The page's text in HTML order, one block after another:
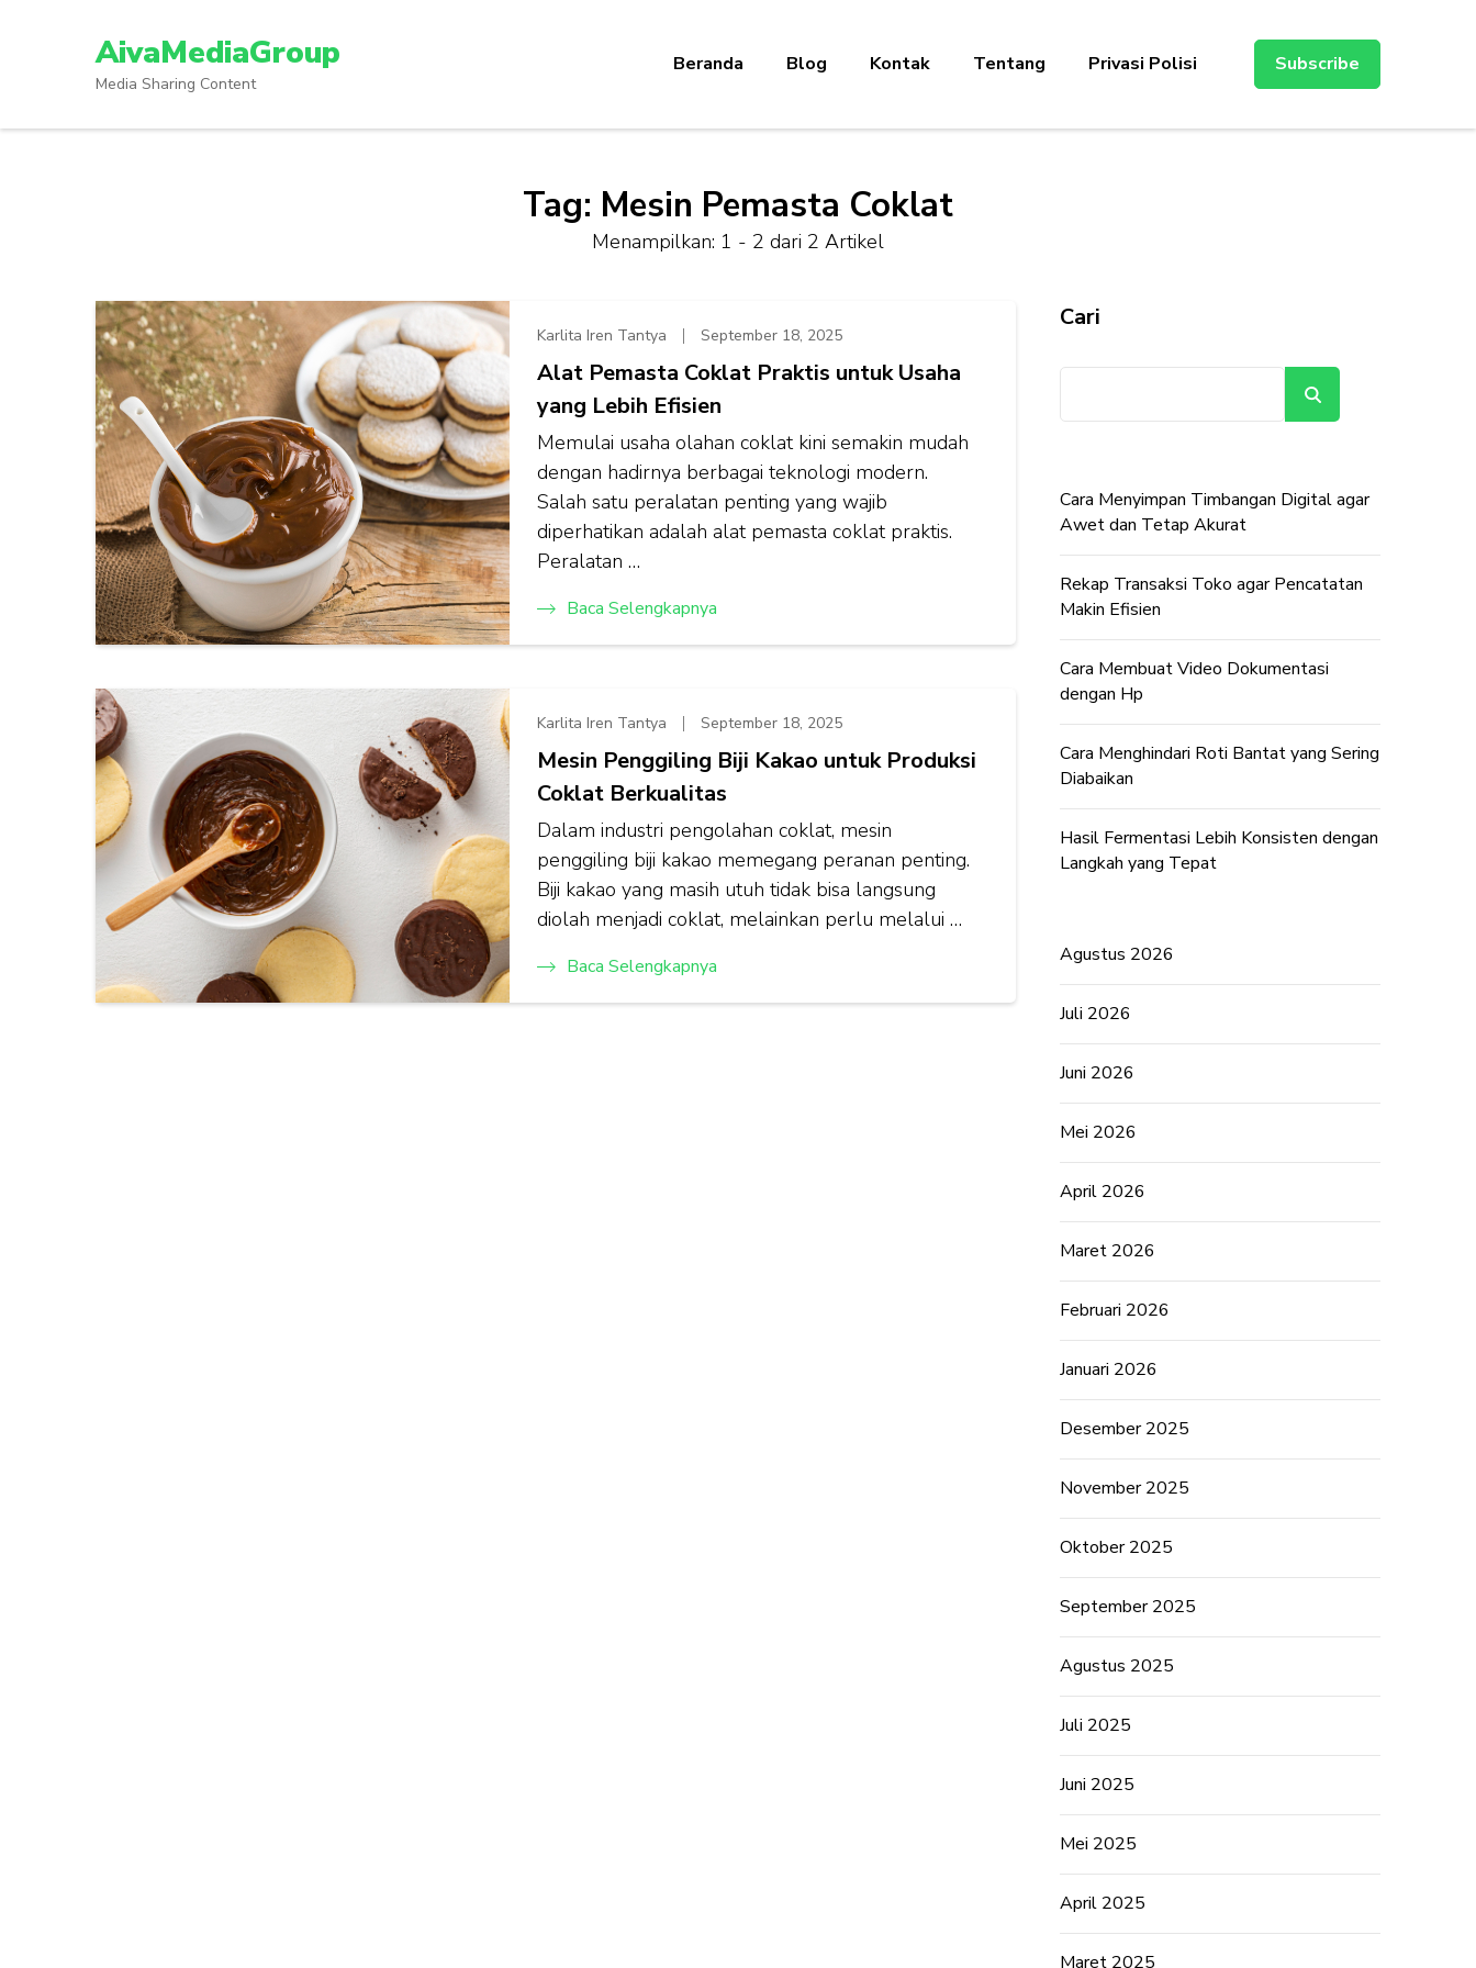
Enter)
AivaMediaGroup
Media Sharing Content
Beranda Blog Kontak Tentang Privasi Polisi Subscribe
Tag: Mesin Pemasta Coklat
Menampilkan: 1 - 2 dari 2 Artikel
Karlita Iren Tantya September 18, 2025
Alat Pemasta Coklat Praktis untuk Usaha
yang Lebih Efisien
Memulai usaha olahan coklat kini semakin mudah
dengan hadirnya berbagai teknologi modern.
Salah satu peralatan penting yang wajib
diperhatikan adalah alat pemasta coklat praktis.
Peralatan …
Baca Selengkapnya
Karlita Iren Tantya September 18, 2025
Mesin Penggiling Biji Kakao untuk Produksi
Coklat Berkualitas
Dalam industri pengolahan coklat, mesin
penggiling biji kakao memegang peranan penting.
Biji kakao yang masih utuh tidak bisa langsung
diolah menjadi coklat, melainkan perlu melalui …
Baca Selengkapnya
Cari
Cara Menyimpan Timbangan Digital agar
Awet dan Tetap Akurat
Rekap Transaksi Toko agar Pencatatan
Makin Efisien
Cara Membuat Video Dokumentasi
dengan Hp
Cara Menghindari Roti Bantat yang Sering
Diabaikan
Hasil Fermentasi Lebih Konsisten dengan
Langkah yang Tepat
Agustus 2026
Juli 2026
Juni 2026
Mei 2026
April 2026
Maret 2026
Februari 2026
Januari 2026
Desember 2025
November 2025
Oktober 2025
September 2025
Agustus 2025
Juli 2025
Juni 2025
Mei 2025
April 2025
Maret 2025